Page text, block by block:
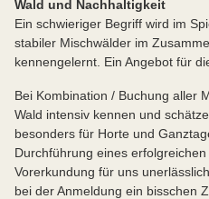
Wald und Nachhaltigkeit
Ein schwieriger Begriff wird im
stabiler Mischwälder im
kennengelernt. Ein Angebot für
Bei Kombination / Buchung aller
Wald intensiv kennen und
besonders für Horte und
Durchführung eines
Vorerkundung für uns
bei der Anmeldung ein bisschen